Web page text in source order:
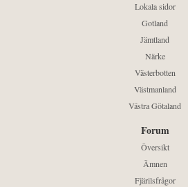
Lokala sidor
Gotland
Jämtland
Närke
Västerbotten
Västmanland
Västra Götaland
Forum
Översikt
Ämnen
Fjärilsfrågor